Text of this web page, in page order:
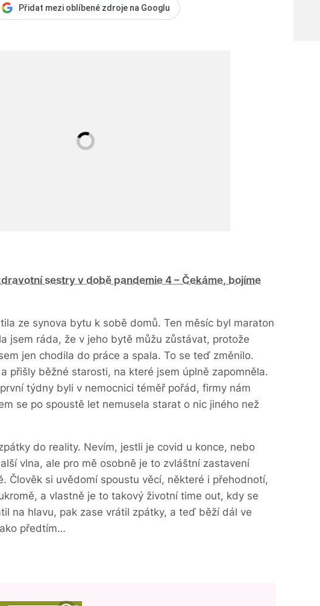
Přidat mezi oblíbené zdroje na Googlu
sestry v době pandemie 4 – Čekáme, bojíme
ze synova bytu k sobě domů. Ten měsíc byl maraton
jsem ráda, že v jeho bytě můžu zůstávat, protože
jen chodila do práce a spala. To se teď změnilo.
přišly běžné starosti, na které jsem úplně zapomněla.
týdny byli v nemocnici téměř pořád, firmy nám
se po spoustě let nemusela starat o nic jiného než
do reality. Nevím, jestli je covid u konce, nebo
vlna, ale pro mě osobně je to zvláštní zastavení
Člověk si uvědomí spoustu věcí, některé i přehodnotí,
a vlastně je to takový životní time out, kdy se
na hlavu, pak zase vrátil zpátky, a teď běží dál ve
předtím…